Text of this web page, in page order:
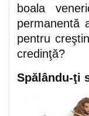
boala
permanentă
pentru
credinţă?
Spălându-ţi